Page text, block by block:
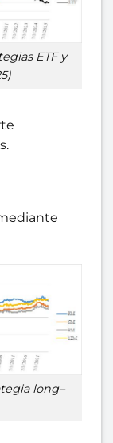
ETF y
long–